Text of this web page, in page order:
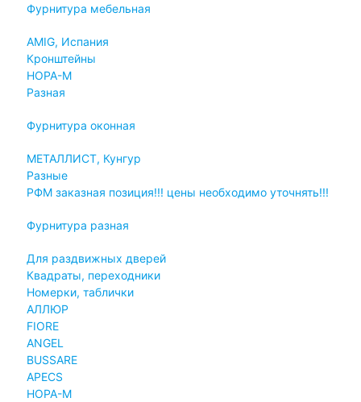
Фурнитура мебельная
AMIG, Испания
Кронштейны
НОРА-М
Разная
Фурнитура оконная
МЕТАЛЛИСТ, Кунгур
Разные
РФМ заказная позиция!!! цены необходимо уточнять!!!
Фурнитура разная
Для раздвижных дверей
Квадраты, переходники
Номерки, таблички
АЛЛЮР
FIORE
ANGEL
BUSSARE
APECS
НОРА-М